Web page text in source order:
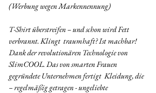
(Werbung wegen Markennennung)
T-Shirt überstreifen – und schon wird Fett
verbrannt. Klingt  traumhaft? Ist machbar!
Dank der revolutionären Technologie von
SlimCOOL. Das von smarten Frauen
gegründete Unternehmen fertigt  Kleidung, die
– regelmäßig getragen - ungeliebte